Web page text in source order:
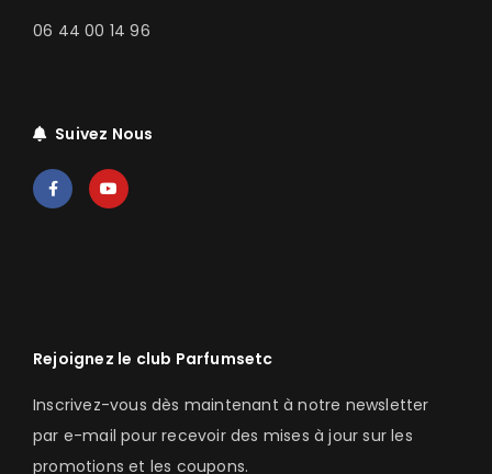
06 44 00 14 96
Suivez Nous
Rejoignez le club Parfumsetc
Inscrivez-vous dès maintenant à notre newsletter
par e-mail pour recevoir des mises à jour sur les
promotions et les coupons.